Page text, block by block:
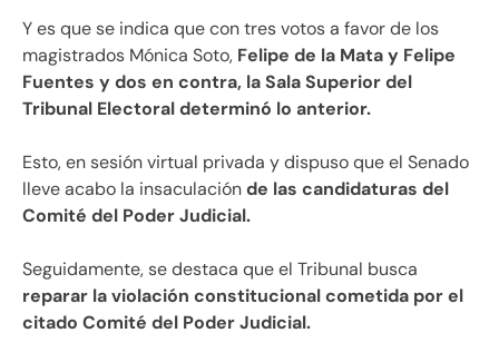
Y es que se indica que con tres votos a favor de los
magistrados Mónica Soto, Felipe de la Mata y Felipe
Fuentes y dos en contra, la Sala Superior del
Tribunal Electoral determinó lo anterior.
Esto, en sesión virtual privada y dispuso que el Senado
lleve acabo la insaculaciónde las candidaturas del
Comité del Poder Judicial.
Seguidamente, se destaca que el Tribunal busca
reparar la violación constitucional cometida por el
citado Comité del Poder Judicial.